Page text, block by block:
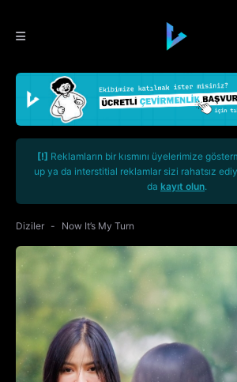
[!] Reklamların bir kısmını üyelerimize
up ya da interstitial reklamlar sizi rahatsız
da kayıt olun.
Diziler Now It’s My Turn